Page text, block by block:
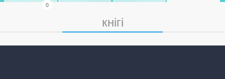
0
кнігі